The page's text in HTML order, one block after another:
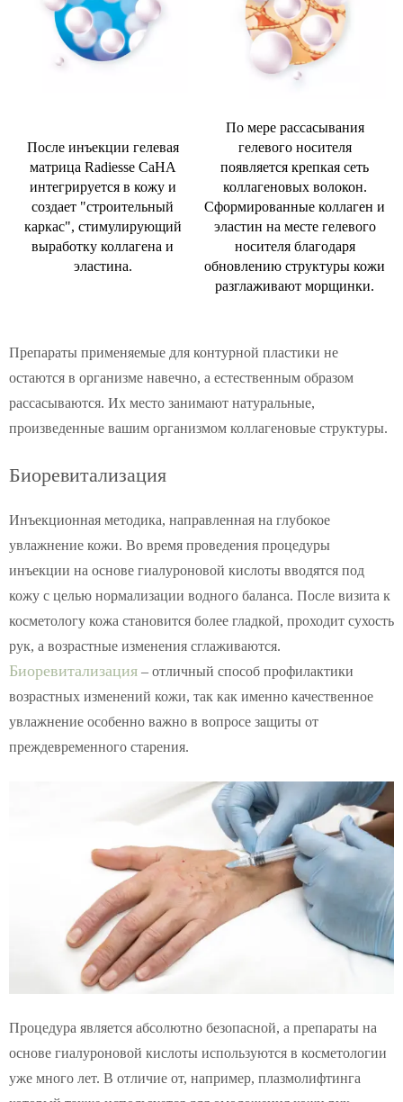
После инъекции гелевая
матрица Radiesse CaHA
интегрируется в кожу и
создает "строительный
каркас", стимулирующий
выработку коллагена и
эластина.
По мере рассасывания
гелевого носителя
появляется крепкая сеть
коллагеновых волокон.
Сформированные коллаген и
эластин на месте гелевого
носителя благодаря
обновлению структуры кожи
разглаживают морщинки.
Препараты применяемые для контурной пластики не
остаются в организме навечно, а естественным образом
рассасываются. Их место занимают натуральные,
произведенные вашим организмом коллагеновые структуры.
Биоревитализация
Инъекционная методика, направленная на глубокое
увлажнение кожи. Во время проведения процедуры
инъекции на основе гиалуроновой кислоты вводятся под
кожу с целью нормализации водного баланса. После визита к
косметологу кожа становится более гладкой, проходит сухость
рук, а возрастные изменения сглаживаются.
Биоревитализация – отличный способ профилактики
возрастных изменений кожи, так как именно качественное
увлажнение особенно важно в вопросе защиты от
преждевременного старения.
Процедура является абсолютно безопасной, а препараты на
основе гиалуроновой кислоты используются в косметологии
уже много лет. В отличие от, например, плазмолифтинга